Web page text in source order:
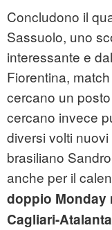
Concludono il
Sassuolo, uno
interessante e
Fiorentina,
cercano un
cercano invece
diversi volti
brasiliano
anche per il
doppio Monday
Cagliari-Atalanta